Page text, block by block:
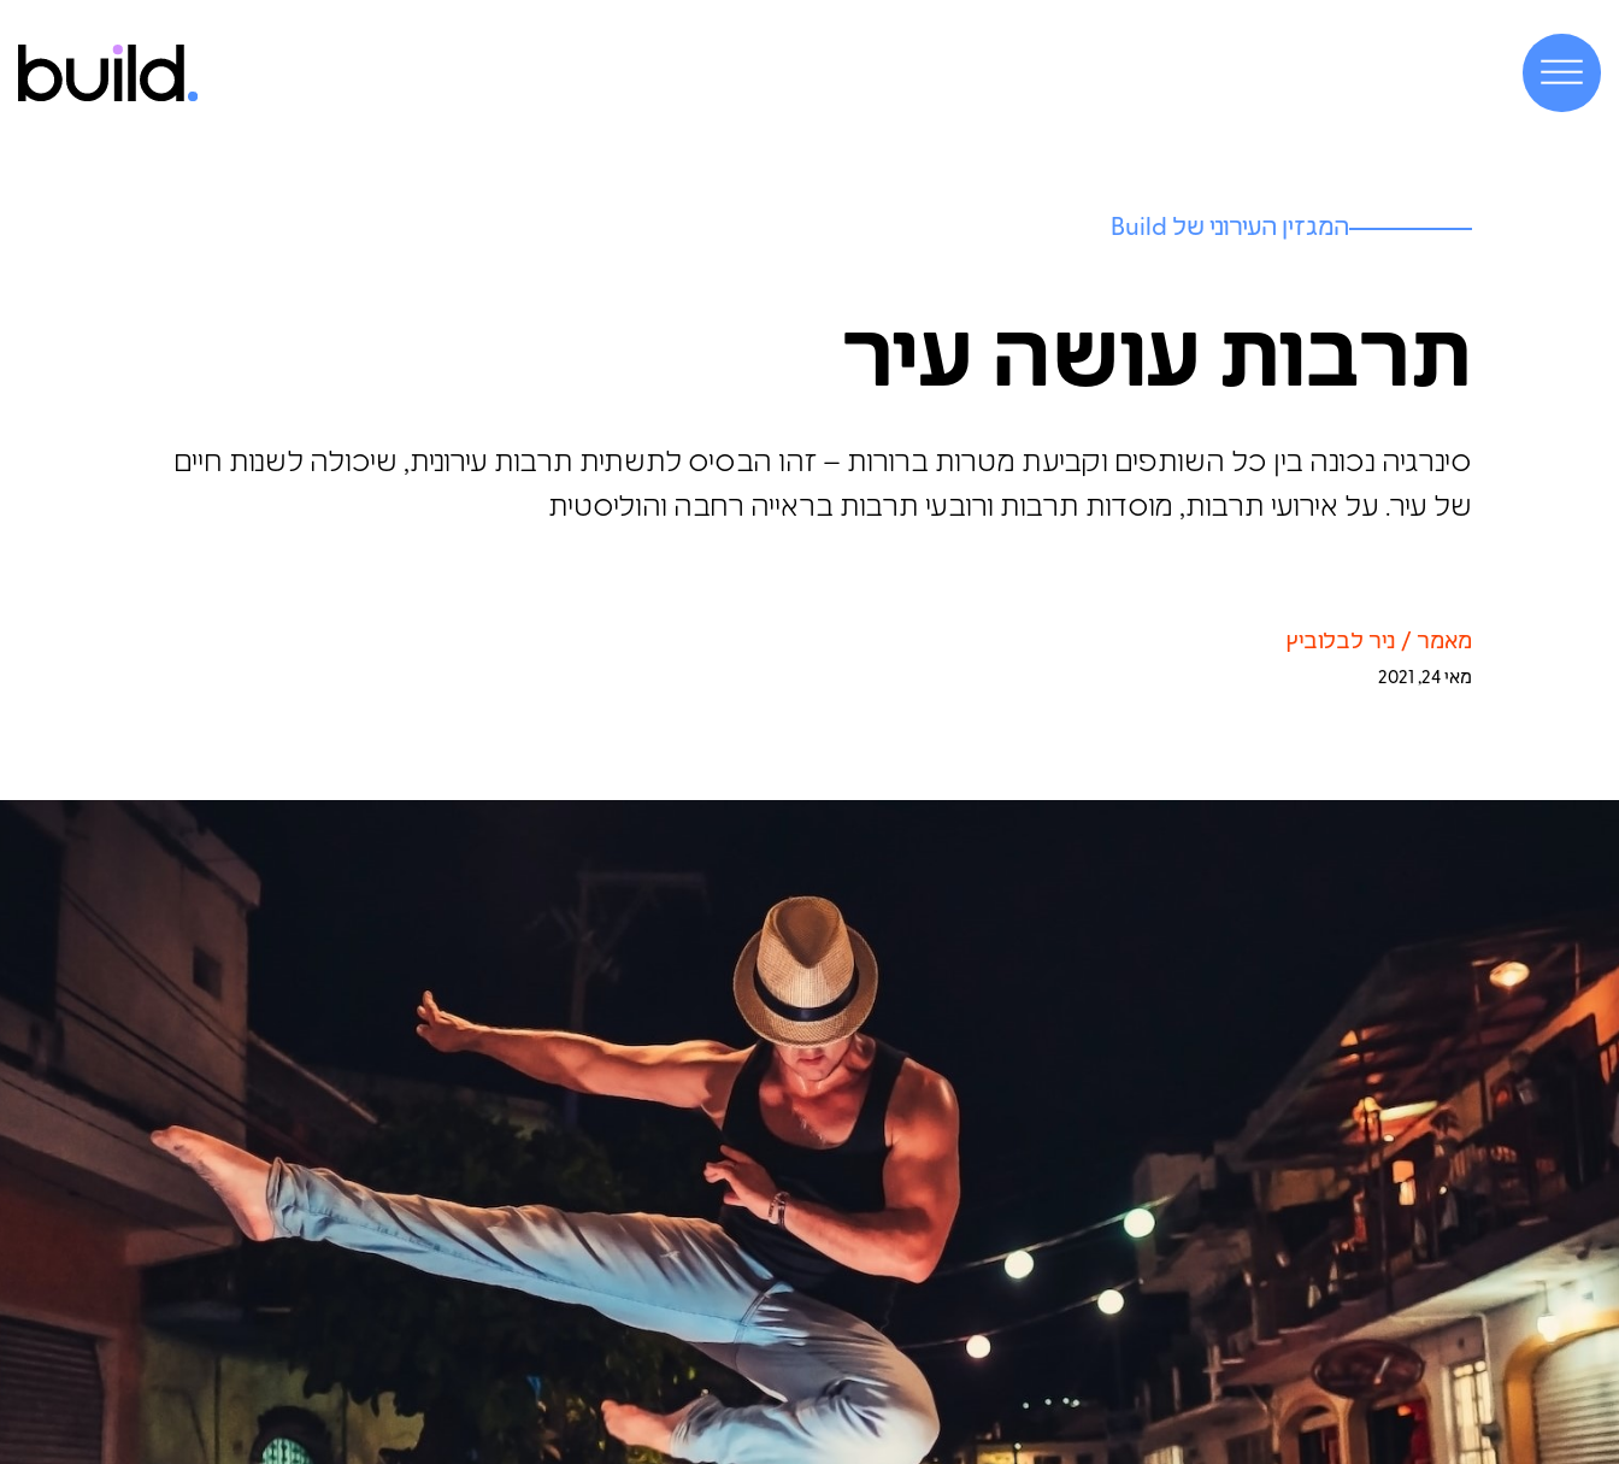
המגזין העירוני של Build
תרבות עושה עיר
סינרגיה נכונה בין כל השותפים וקביעת מטרות ברורות – זהו הבסיס לתשתית תרבות עירונית, שיכולה לשנות
חיים של עיר. על אירועי תרבות, מוסדות תרבות ורובעי תרבות בראייה רחבה והוליסטית
מאמר /ניר לבלוביץ
מאי 24, 2021